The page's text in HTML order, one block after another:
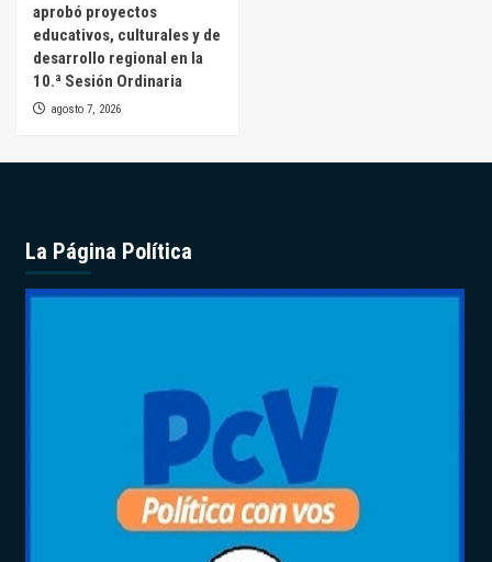
aprobó proyectos
educativos, culturales y de
desarrollo regional en la
10.ª Sesión Ordinaria
agosto 7, 2026
La Página Política